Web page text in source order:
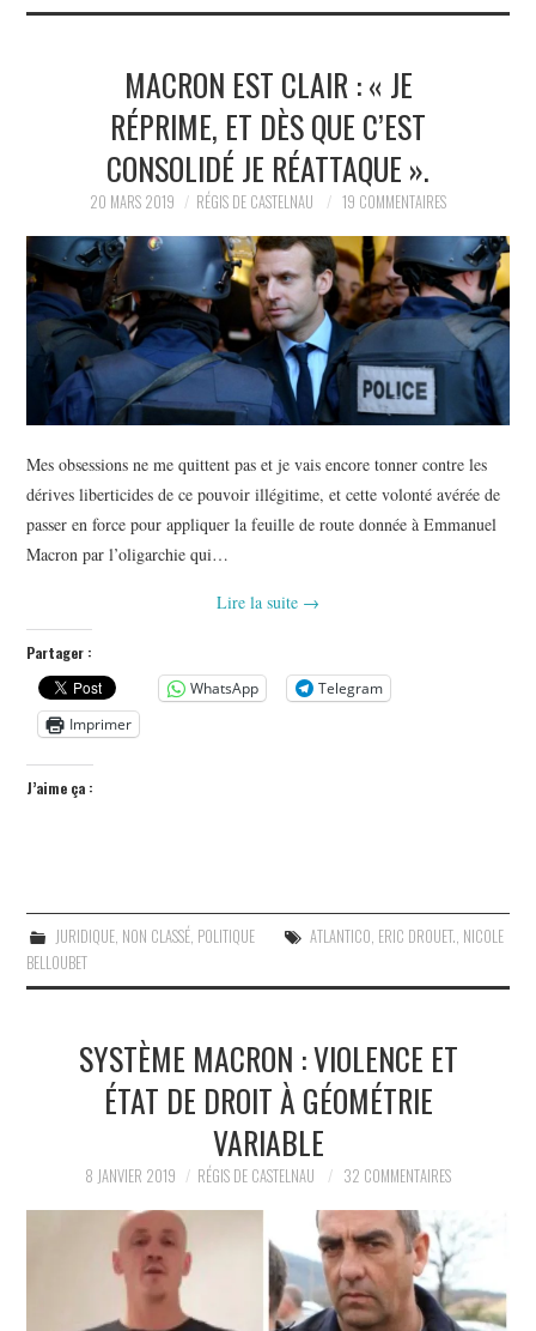
MACRON EST CLAIR : « JE
RÉPRIME, ET DÈS QUE C’EST
CONSOLIDÉ JE RÉATTAQUE ».
20 MARS 2019 RÉGIS DE CASTELNAU 19 COMMENTAIRES
Mes obsessions ne me quittent pas et je vais encore tonner contre les
dérives liberticides de ce pouvoir illégitime, et cette volonté avérée de
passer en force pour appliquer la feuille de route donnée à Emmanuel
Macron par l’oligarchie qui…
Lire la suite →
Partager :
WhatsApp
Telegram
Imprimer
J’aime ça :
JURIDIQUE, NON CLASSÉ, POLITIQUE ATLANTICO, ERIC DROUET., NICOLE
BELLOUBET
SYSTÈME MACRON : VIOLENCE ET
ÉTAT DE DROIT À GÉOMÉTRIE
VARIABLE
8 JANVIER 2019 RÉGIS DE CASTELNAU 32 COMMENTAIRES